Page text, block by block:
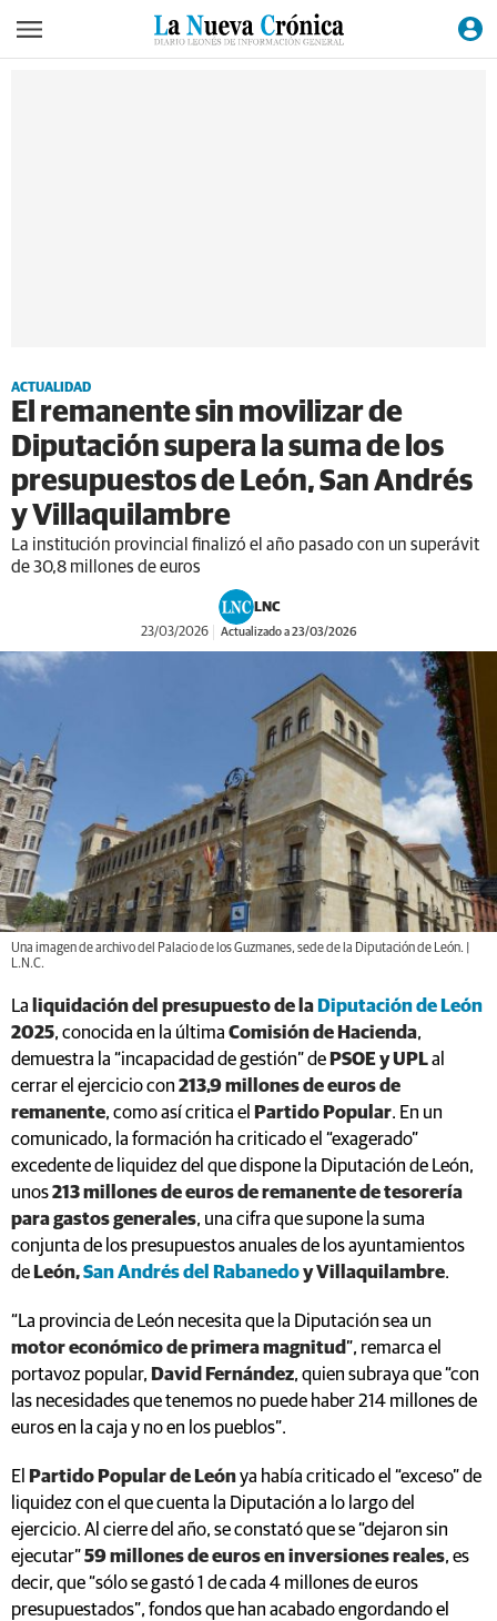
ACTUALIDAD
El remanente sin movilizar de
Diputación supera la suma de los
presupuestos de León, San Andrés
y Villaquilambre
La institución provincial finalizó el año pasado con un superávit
de 30,8 millones de euros
LNC
23/03/2026 Actualizado a 23/03/2026
Una imagen de archivo del Palacio de los Guzmanes, sede de la Diputación de León. |
L.N.C.
La liquidación del presupuesto de la Diputación de León
2025, conocida en la última Comisión de Hacienda,
demuestra la “incapacidad de gestión” de PSOE y UPLal
cerrar el ejercicio con 213,9 millones de euros de
remanente, como así critica el Partido Popular. En un
comunicado, la formación ha criticado el “exagerado”
excedente de liquidez del que dispone la Diputación de León,
unos213 millones de euros de remanente de tesorería
para gastos generales, una cifra que supone la suma
conjunta de los presupuestos anuales de los ayuntamientos
de León,San Andrés del Rabanedoy Villaquilambre.
“La provincia de León necesita que la Diputación sea un
motor económico de primera magnitud ”, remarca el
portavoz popular, David Fernández, quien subraya que “con
las necesidades que tenemos no puede haber 214 millones de
euros en la caja y no en los pueblos”.
El Partido Popular de Leónya había criticado el “exceso” de
liquidez con el que cuenta la Diputación a lo largo del
ejercicio. Al cierre del año, se constató que se “dejaron sin
ejecutar”59 millones de euros en inversiones reales, es
decir, que “sólo se gastó 1 de cada 4 millones de euros
presupuestados”, fondos que han acabado engordando el